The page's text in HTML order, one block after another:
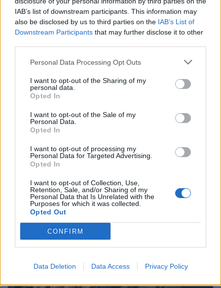
IAB’s list of downstream participants. This information may
also be disclosed by us to third parties on the IAB’s List of
Downstream Participants that may further disclose it to other
Personal Data Processing Opt Outs
I want to opt-out of the Sharing of my
personal data.
Opted In
I want to opt-out of the Sale of my
Personal Data.
Opted In
I want to opt-out of processing my
Personal Data for Targeted Advertising.
Opted In
I want to opt-out of Collection, Use,
Retention, Sale, and/or Sharing of my
Personal Data that Is Unrelated with the
Purposes for which it was collected.
Opted Out
CONFIRM
Data Deletion Data Access Privacy Policy
Staran luetuimmat
1